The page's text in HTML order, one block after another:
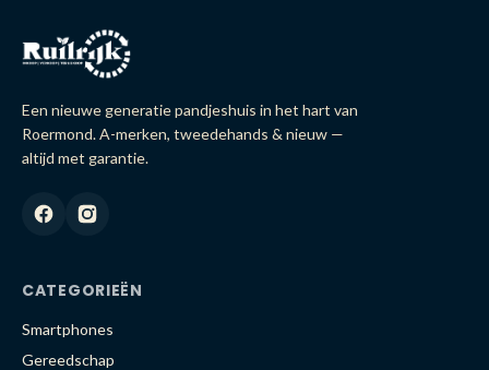
Een nieuwe generatie pandjeshuis in het hart van
Roermond. A-merken, tweedehands & nieuw —
altijd met garantie.
CATEGORIEËN
Smartphones
Gereedschap